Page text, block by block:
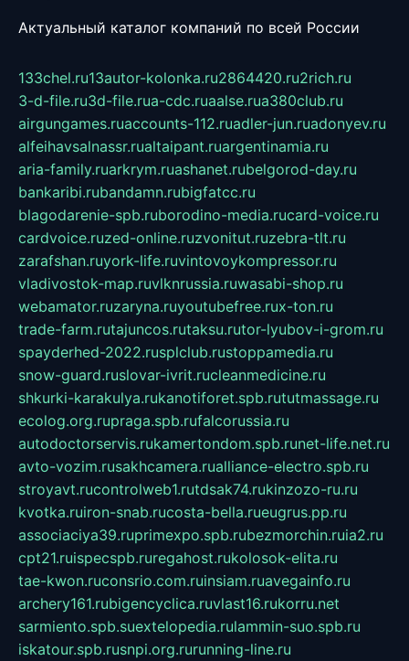
Актуальный каталог компаний по всей России
133chel.ru13autor-kolonka.ru2864420.ru2rich.ru
3-d-file.ru3d-file.rua-cdc.ruaalse.rua380club.ru
airgungames.ruaccounts-112.ruadler-jun.ruadonyev.ru
alfeihavsalnassr.rualtaipant.ruargentinamia.ru
aria-family.ruarkrym.ruashanet.rubelgorod-day.ru
bankaribi.rubandamn.rubigfatcc.ru
blagodarenie-spb.ruborodino-media.rucard-voice.ru
cardvoice.ruzed-online.ruzvonitut.ruzebra-tlt.ru
zarafshan.ruyork-life.ruvintovoykompressor.ru
vladivostok-map.ruvlknrussia.ruwasabi-shop.ru
webamator.ruzaryna.ruyoutubefree.rux-ton.ru
trade-farm.rutajuncos.rutaksu.rutor-lyubov-i-grom.ru
spayderhed-2022.rusplclub.rustoppamedia.ru
snow-guard.ruslovar-ivrit.rucleanmedicine.ru
shkurki-karakulya.rukanotiforet.spb.rututmassage.ru
ecolog.org.rupraga.spb.rufalcorussia.ru
autodoctorservis.rukamertondom.spb.runet-life.net.ru
avto-vozim.rusakhcamera.rualliance-electro.spb.ru
stroyavt.rucontrolweb1.rutdsak74.rukinzozo-ru.ru
kvotka.ruiron-snab.rucosta-bella.rueugrus.pp.ru
associaciya39.ruprimexpo.spb.rubezmorchin.ruia2.ru
cpt21.ruispecspb.ruregahost.rukolosok-elita.ru
tae-kwon.ruconsrio.com.ruinsiam.ruavegainfo.ru
archery161.rubigencyclica.ruvlast16.rukorru.net
sarmiento.spb.suextelopedia.rulammin-suo.spb.ru
iskatour.spb.rusnpi.org.rurunning-line.ru